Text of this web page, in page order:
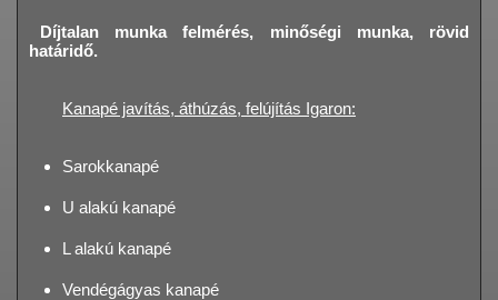
Díjtalan munka felmérés, minőségi munka, rövid
határidő.
Kanapé javítás, áthúzás, felújítás Igaron:
Sarokkanapé
U alakú kanapé
L alakú kanapé
Vendégágyas kanapé